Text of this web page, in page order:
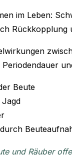
im Leben:
Rückkopplung
Beute
Jagd
und Räuber